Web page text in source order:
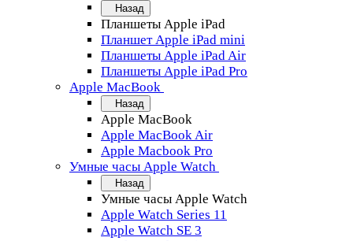
Назад
Планшеты Apple iPad
Планшет Apple iPad mini
Планшеты Apple iPad Air
Планшеты Apple iPad Pro
Apple MacBook
Назад
Apple MacBook
Apple MacBook Air
Apple Macbook Pro
Умные часы Apple Watch
Назад
Умные часы Apple Watch
Apple Watch Series 11
Apple Watch SE 3